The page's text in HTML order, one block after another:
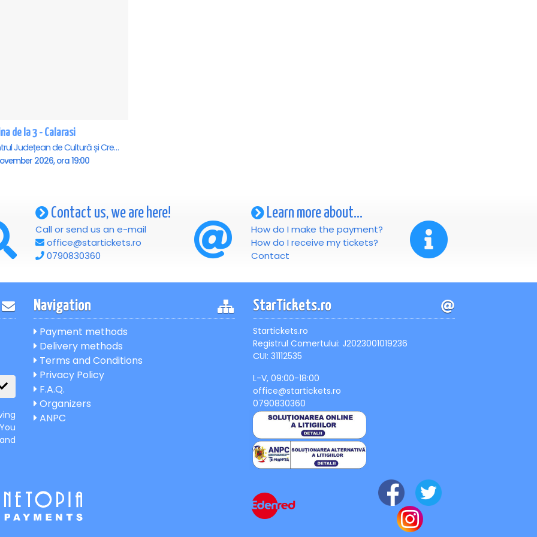
de la 3 - Calarasi
Centrul Județean de Cultură și Creație Călărași - Sala , Calarasi
2026, ora 19:00
Contact us, we are here!
Call or send us an e-mail
office@startickets.ro
0790830360
Learn more about...
How do I make the payment?
How do I receive my tickets?
Contact
Navigation
Payment methods
Delivery methods
Terms and Conditions
Privacy Policy
F.A.Q.
Organizers
ANPC
StarTickets.ro
Startickets.ro
Registrul Comertului: J2023001019236
CUI: 31112535
L-V, 09:00-18:00
office@startickets.ro
0790830360